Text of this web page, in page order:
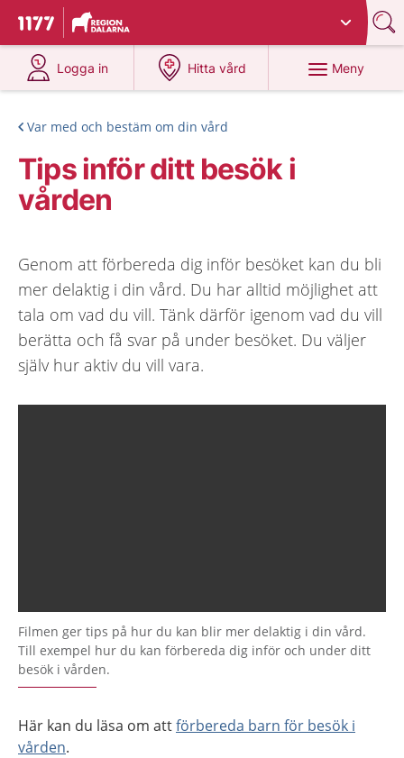
Till startsidan för 1177
Du har valt region
Logga in
på 1177.se
Hitta vård
på 1177.se
Meny
Var med och bestäm om din vård
Tips inför ditt besök i
vården
Genom att förbereda dig inför besöket kan du bli
mer delaktig i din vård. Du har alltid möjlighet att
tala om vad du vill. Tänk därför igenom vad du vill
berätta och få svar på under besöket. Du väljer
själv hur aktiv du vill vara.
Filmen ger tips på hur du kan blir mer delaktig i din vård.
Till exempel hur du kan förbereda dig inför och under ditt
besök i vården.
Här kan du läsa om attförbereda barn för besök i
vården.